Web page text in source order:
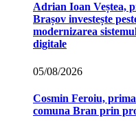
Adrian Ioan Veștea,
Brașov investește
modernizarea
digitale
05/08/2026
Cosmin Feroiu,
comuna Bran prin